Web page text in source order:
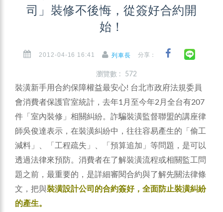
司」裝修不後悔，從簽好合約開
始！
2012-04-16 16:41 列車長 分享：
瀏覽數 : 572
裝潢新手用合約保障權益最安心! 台北市政府法規委員
會消費者保護官室統計，去年1月至今年2月全台有207
件「室內裝修」相關糾紛。詐騙裝潢監督聯盟的講座律
師吳俊達表示，在裝潢糾紛中，往往容易產生的「偷工
減料」、「工程疏失」、「預算追加」等問題，是可以
透過法律來預防。消費者在了解裝潢流程或相關監工問
題之前，最重要的，是詳細審閱合約與了解先關法律條
文，把與裝潢設計公司的合約簽好，全面防止裝潢糾紛
的產生。